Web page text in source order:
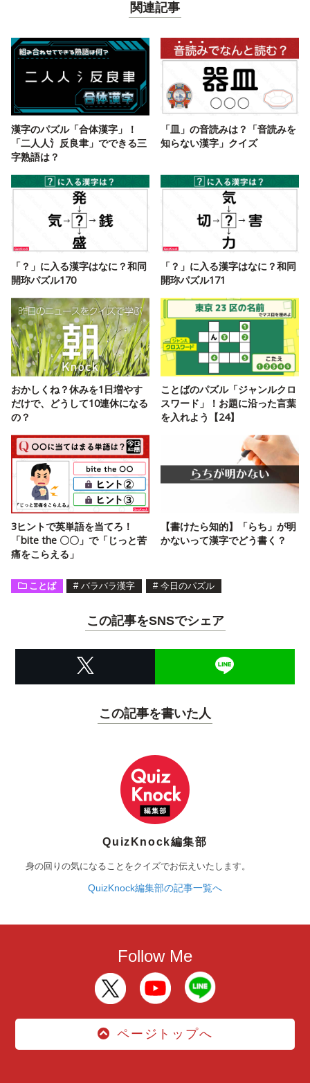
関連記事
漢字のパズル「合体漢字」！
「二人人氵反良聿」でできる三
字熟語は？
「皿」の音読みは？「音読みを
知らない漢字」クイズ
「？」に入る漢字はなに？和同
開珎パズル170
「？」に入る漢字はなに？和同
開珎パズル171
おかしくね？休みを1日増やす
だけで、どうして10連休になる
の？
ことばのパズル「ジャンルクロ
スワード」！お題に沿った言葉
を入れよう【24】
3ヒントで英単語を当てろ！
「bite the 〇〇」で「じっと苦
痛をこらえる」
【書けたら知的】「らち」が明
かないって漢字でどう書く？
ことば # バラバラ漢字 # 今日のパズル
この記事をSNSでシェア
この記事を書いた人
QuizKnock編集部
身の回りの気になることをクイズでお伝えいたします。
QuizKnock編集部の記事一覧へ
Follow Me
ページトップへ